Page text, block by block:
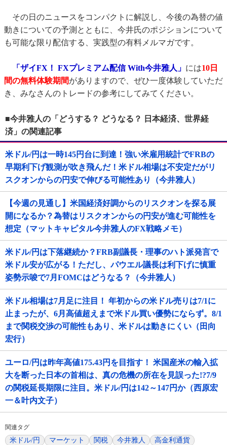
その日のニュースをコンパクトに解説し、今後の為替の値
動きについての予測とともに、今井氏のポジションについて
も可能な限り配信する、実践型の有料メルマガです。
「ザイFX！ FXプレミアム配信 With今井雅人」 には10日
間の無料体験期間がありますので、ぜひ一度体験していただ
き、みなさんのトレードの参考にしてみてください。
■今井雅人の「どうする？ どうなる？ 日本経済、世界経
済」の関連記事
米ドル/円は一時145円台に到達！強い米雇用統計でFRBの
早期利下げ観測が吹き飛んだ！米ドル相場は不安定だがリ
スクオンからの円安で伸びる可能性あり（今井雅人）
【今週の見通し】米国経済好調からのリスクオンを探る展
開になるか？為替はリスクオンからの円安が進む可能性を
想定（マットキャピタル今井雅人のFX戦略メモ）
米ドル/円は下落継続か？FRB副議長・理事のハト派発言で
米ドル安が広がる！ただし、パウエル議長は利下げに慎重
姿勢示唆で7月FOMCはどうなる？（今井雅人）
米ドル相場は7月足に注目！ 年初からの米ドル売りは7/1に
止まったが、6月高値超えまで米ドル買い優勢にならず。8/1
まで関税交渉の可能性もあり、米ドルは動きにくい（田向
宏行）
ユーロ/円は昨年高値175.43円を目指す！ 米国産米の輸入拡
大を断った日本の首相は、真の危機の所在を見誤った!?7/9
の関税延長期限に注目。米ドル/円は142～147円か（西原宏
一＆叶内文子）
関連タグ
米ドル/円 マーケット 関税 今井雅人 高金利通貨